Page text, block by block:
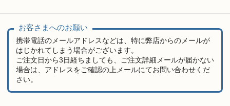
お客さまへのお願い
携帯電話のメールアドレスなどは、特に弊店からのメールが
はじかれてしまう場合がございます。
ご注文日から3日経ちましても、ご注文詳細メールが届かない
場合は、アドレスをご確認の上メールにてお問い合わせくだ
さい。